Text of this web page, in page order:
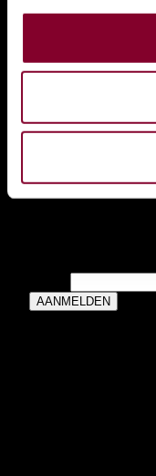
Winkels
Franchise
Veelgestelde vragen